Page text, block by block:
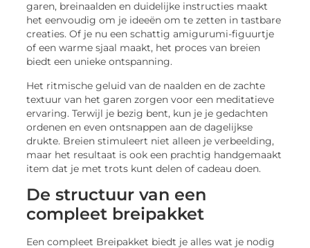
garen, breinaalden en duidelijke instructies maakt
het eenvoudig om je ideeën om te zetten in tastbare
creaties. Of je nu een schattig amigurumi-figuurtje
of een warme sjaal maakt, het proces van breien
biedt een unieke ontspanning.
Het ritmische geluid van de naalden en de zachte
textuur van het garen zorgen voor een meditatieve
ervaring. Terwijl je bezig bent, kun je je gedachten
ordenen en even ontsnappen aan de dagelijkse
drukte. Breien stimuleert niet alleen je verbeelding,
maar het resultaat is ook een prachtig handgemaakt
item dat je met trots kunt delen of cadeau doen.
De structuur van een
compleet breipakket
Een compleet Breipakket biedt je alles wat je nodig